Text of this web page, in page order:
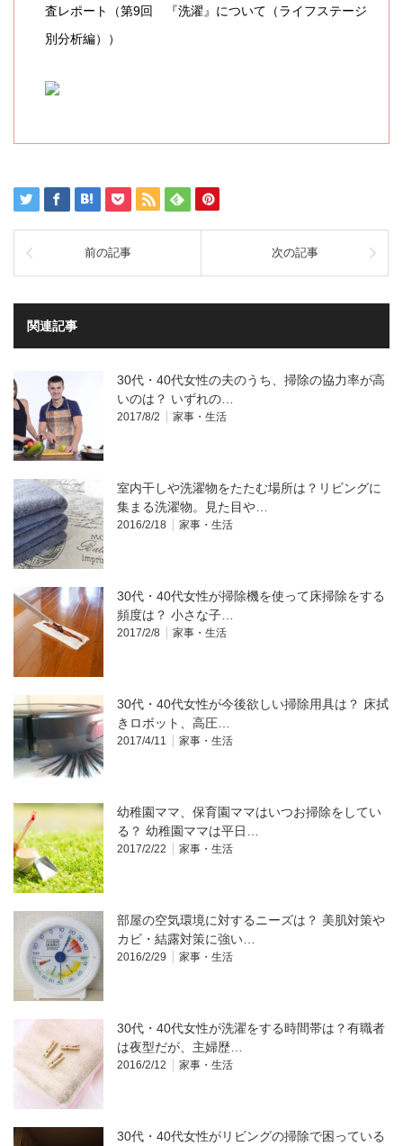
査レポート（第9回 『洗濯』について（ライフステージ
別分析編））
前の記事 次の記事
関連記事
30代・40代女性の夫のうち、掃除の協力率が高
いのは？ いずれの…
2017/8/2 家事・生活
室内干しや洗濯物をたたむ場所は？リビングに
集まる洗濯物。見た目や…
2016/2/18 家事・生活
30代・40代女性が掃除機を使って床掃除をする
頻度は？ 小さな子…
2017/2/8 家事・生活
30代・40代女性が今後欲しい掃除用具は？ 床拭
きロボット、高圧…
2017/4/11 家事・生活
幼稚園ママ、保育園ママはいつお掃除をしてい
る？ 幼稚園ママは平日…
2017/2/22 家事・生活
部屋の空気環境に対するニーズは？ 美肌対策や
カビ・結露対策に強い…
2016/2/29 家事・生活
30代・40代女性が洗濯をする時間帯は？有職者
は夜型だが、主婦歴…
2016/2/12 家事・生活
30代・40代女性がリビングの掃除で困っている